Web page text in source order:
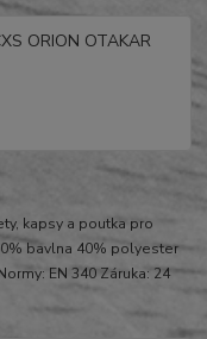
kapsy a poutka pro
bavlna 40% polyester
EN 340 Záruka: 24